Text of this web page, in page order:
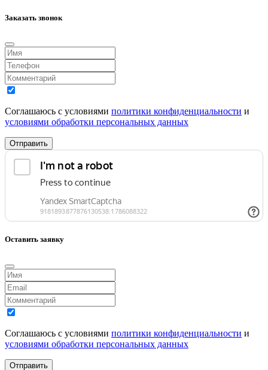
Заказать звонок
Соглашаюсь с условиями политики конфиденциальности и
условиями обработки персональных данных
Отправить
Оставить заявку
Соглашаюсь с условиями политики конфиденциальности и
условиями обработки персональных данных
Отправить